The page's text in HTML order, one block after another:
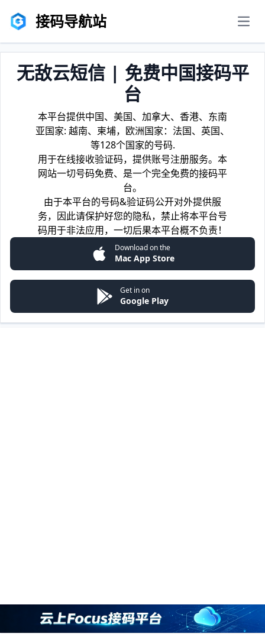
接码导航站
无敌云短信 | 免费中国接码平
台
本平台提供中国、美国、加拿大、香港、东南
亚国家: 越南、柬埔，欧洲国家：法国、英国、
等128个国家的号码.
用于在线接收验证码，提供账号注册服务。本
网站一切号码免费、是一个完全免费的接码平
台。
由于本平台的号码&验证码公开对外提供服
务，因此请保护好您的隐私，禁止将本平台号
码用于非法应用，一切后果本平台概不负责！
Download on the
Mac App Store
Get in on
Google Play